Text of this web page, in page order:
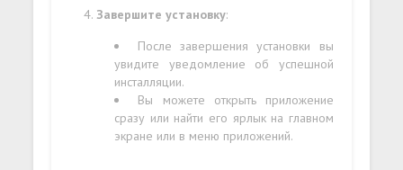
Завершите установку:
После завершения установки вы
увидите уведомление об успешной
инсталляции.
Вы можете открыть приложение
сразу или найти его ярлык на главном
экране или в меню приложений.